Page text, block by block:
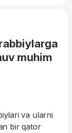
muhim
va ularni
bir qator